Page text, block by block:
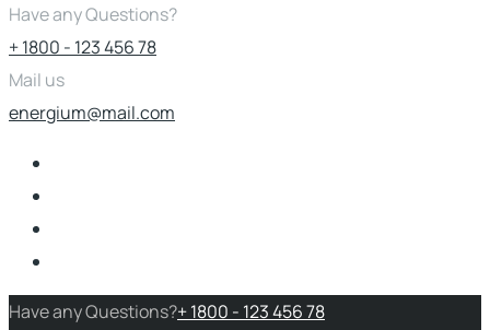
Have any Questions?
+ 1800 - 123 456 78
Mail us
energium@mail.com
Have any Questions?+ 1800 - 123 456 78